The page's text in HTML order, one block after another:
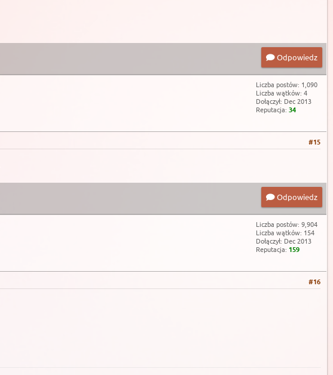
Odpowiedz
Liczba postów: 1,090
Liczba wątków: 4
Dołączył: Dec 2013
Reputacja: 34
#15
Odpowiedz
Liczba postów: 9,904
Liczba wątków: 154
Dołączył: Dec 2013
Reputacja: 159
#16